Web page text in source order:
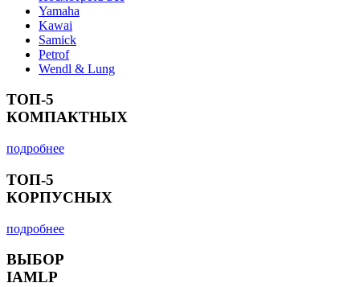
Yamaha
Kawai
Samick
Petrof
Wendl & Lung
ТОП-5
КОМПАКТНЫХ
подробнее
ТОП-5
КОРПУСНЫХ
подробнее
ВЫБОР
IAMLP